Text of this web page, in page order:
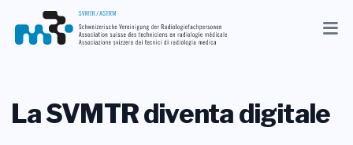
Aggiornamenti
Membri
La SVMTR diventa digitale